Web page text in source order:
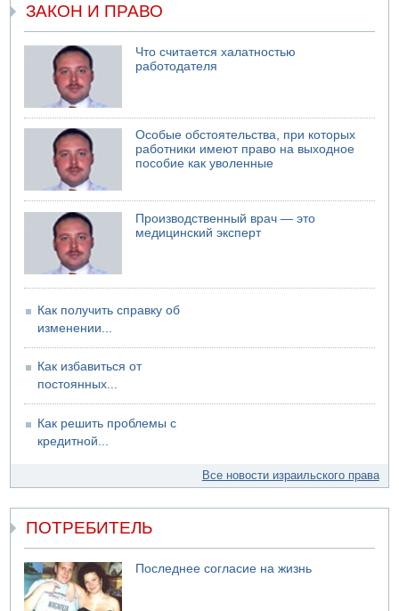
ЗАКОН И ПРАВО
Что считается халатностью
работодателя
Особые обстоятельства, при которых
работники имеют право на выходное
пособие как уволенные
Производственный врач — это
медицинский эксперт
Как получить справку об
изменении...
Как избавиться от
постоянных...
Как решить проблемы с
кредитной...
Все новости израильского права
ПОТРЕБИТЕЛЬ
Последнее согласие на жизнь